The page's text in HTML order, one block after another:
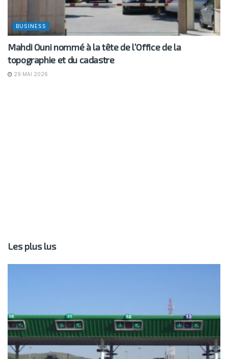
BUSINESS
Mahdi Ouni nommé à la tête de l’Office de la
topographie et du cadastre
29 MAI 2026
Les plus lus